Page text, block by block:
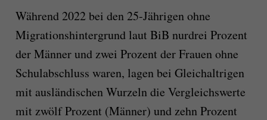
Während 2022 bei den 25-Jährigen ohne
Migrationshintergrund laut BiB nurdrei Prozent
der Männer und zwei Prozent der Frauen ohne
Schulabschluss waren, lagen bei Gleichaltrigen
mit ausländischen Wurzeln die Vergleichswerte
mit zwölf Prozent (Männer) und zehn Prozent